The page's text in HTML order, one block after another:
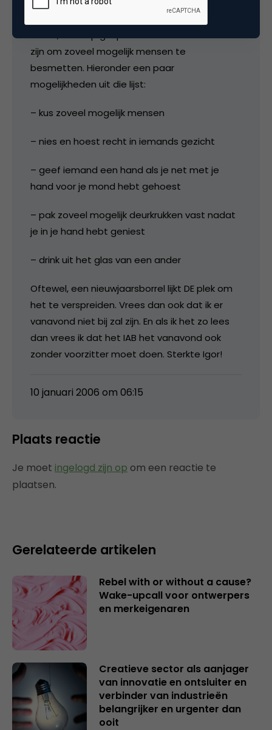
Guido, ik las op griep.nl dat er zeven manieren
zijn om zoveel mogelijk mensen te
besmetten. Hieronder een paar
mogelijkheden uit die lijst:
– kus zoveel mogelijk mensen
– nies en hoest recht in iemands gezicht
– geef iemand een hand als je net met je
hand voor je mond hebt gehoest
– pak zoveel mogelijk deurkrukken vast nadat
je in je hand hebt geniest
– drink uit het glas van een ander
Oftewel, een nieuwjaarsborrel lijkt DE plek om
het te verspreiden. Vrees dan ook dat ik er
vanavond niet bij zal zijn. En als ik het zo lees
dan vrees ik dat het IAB het vanavond ook
zonder voorzitter moet doen. Sterkte Igor!
10 januari 2006 om 06:15
Plaats reactie
Je moet ingelogd zijn op om een reactie te
plaatsen.
Gerelateerde artikelen
Rebel with or without a cause?
Wake-upcall voor ontwerpers
en merkeigenaren
Creatieve sector als aanjager
van innovatie en ontsluiter en
verbinder van industrieën
belangrijker en urgenter dan
ooit